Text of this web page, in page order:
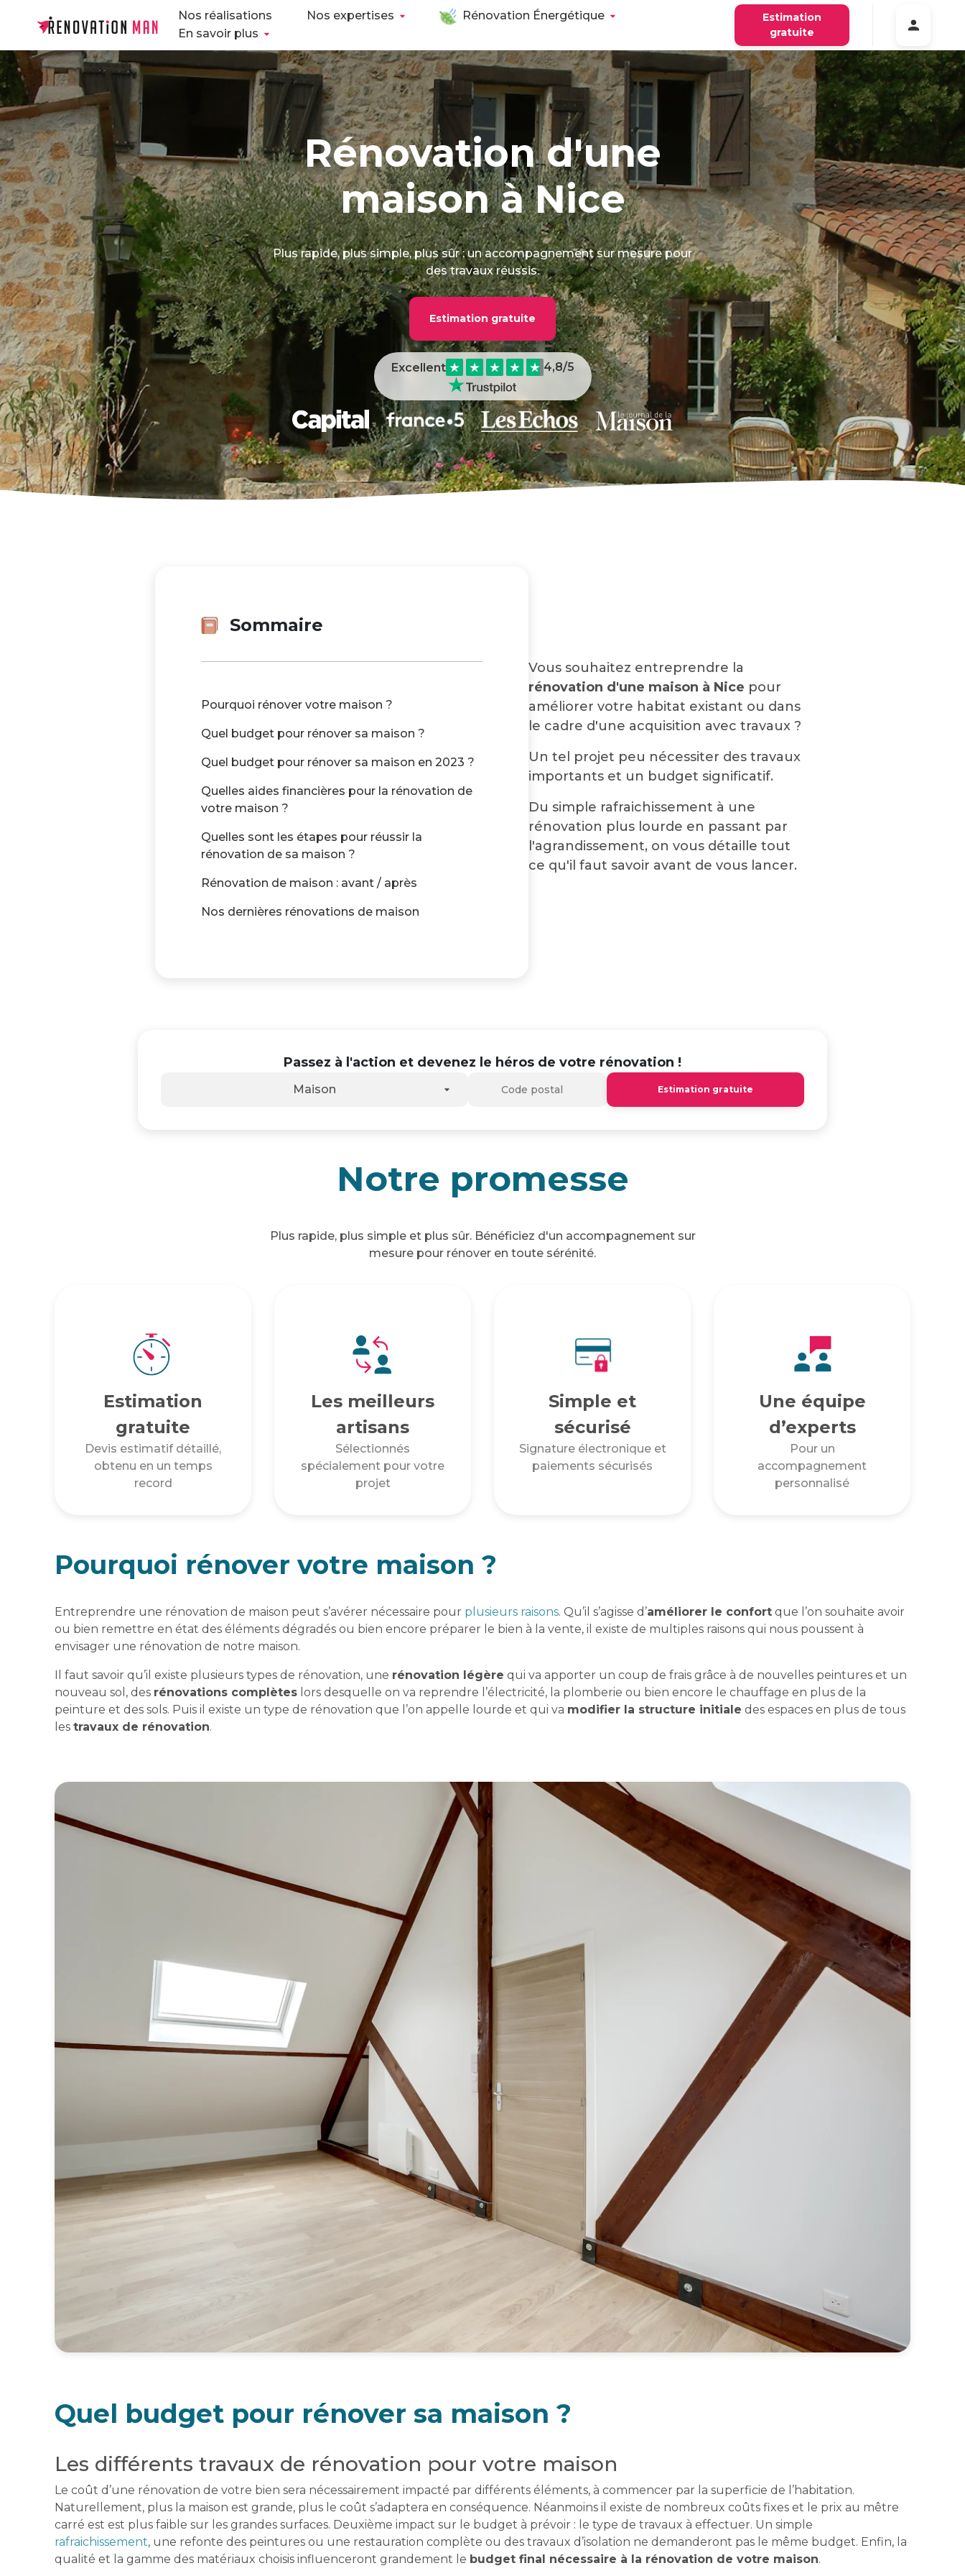
Nos réalisations Nos expertises
Rénovation Énergétique
En savoir plus
Estimation
gratuite
Rénovation d'une
maison à Nice
Plus rapide, plus simple, plus sûr : un accompagnement sur mesure pour
des travaux réussis.
Estimation gratuite
Excellent 4,8/5
Sommaire
Pourquoi rénover votre maison ?
Quel budget pour rénover sa maison ?
Quel budget pour rénover sa maison en 2023 ?
Quelles aides financières pour la rénovation de
votre maison ?
Quelles sont les étapes pour réussir la
rénovation de sa maison ?
Rénovation de maison : avant / après
Nos dernières rénovations de maison
Vous souhaitez entreprendre la
rénovation d'une maison à Nice pour
améliorer votre habitat existant ou dans
le cadre d'une acquisition avec travaux ?
Un tel projet peu nécessiter des travaux
importants et un budget significatif.
Du simple rafraichissement à une
rénovation plus lourde en passant par
l'agrandissement, on vous détaille tout
ce qu'il faut savoir avant de vous lancer.
Passez à l'action et devenez le héros de votre rénovation !
Maison Estimation gratuite
Notre promesse
Plus rapide, plus simple et plus sûr. Bénéficiez d'un accompagnement sur
mesure pour rénover en toute sérénité.
Estimation
gratuite
Devis estimatif détaillé,
obtenu en un temps
record
Les meilleurs
artisans
Sélectionnés
spécialement pour votre
projet
Simple et
sécurisé
Signature électronique et
paiements sécurisés
Une équipe
d’experts
Pour un
accompagnement
personnalisé
Pourquoi rénover votre maison ?
Entreprendre une rénovation de maison peut s’avérer nécessaire pour plusieurs raisons. Qu’il s’agisse d’améliorer le confort que l’on souhaite avoir
ou bien remettre en état des éléments dégradés ou bien encore préparer le bien à la vente, il existe de multiples raisons qui nous poussent à
envisager une rénovation de notre maison.
Il faut savoir qu’il existe plusieurs types de rénovation, une rénovation légère qui va apporter un coup de frais grâce à de nouvelles peintures et un
nouveau sol, des rénovations complètes lors desquelle on va reprendre l’électricité, la plomberie ou bien encore le chauffage en plus de la
peinture et des sols. Puis il existe un type de rénovation que l’on appelle lourde et qui va modifier la structure initiale des espaces en plus de tous
les travaux de rénovation.
Quel budget pour rénover sa maison ?
Les différents travaux de rénovation pour votre maison
Le coût d’une rénovation de votre bien sera nécessairement impacté par différents éléments, à commencer par la superficie de l’habitation.
Naturellement, plus la maison est grande, plus le coût s’adaptera en conséquence. Néanmoins il existe de nombreux coûts fixes et le prix au mêtre
carré est est plus faible sur les grandes surfaces. Deuxième impact sur le budget à prévoir : le type de travaux à effectuer. Un simple
rafraichissement, une refonte des peintures ou une restauration complète ou des travaux d’isolation ne demanderont pas le même budget. Enfin, la
qualité et la gamme des matériaux choisis influenceront grandement le budget final nécessaire à la rénovation de votre maison.